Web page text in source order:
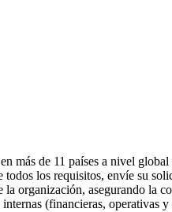
de 11 países a nivel
los requisitos, envíe su
organización, asegurando la
(financieras, operativas